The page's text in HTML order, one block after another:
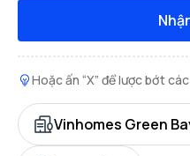
Hoặc ấn “X” để lược bớt
Vinhomes Green